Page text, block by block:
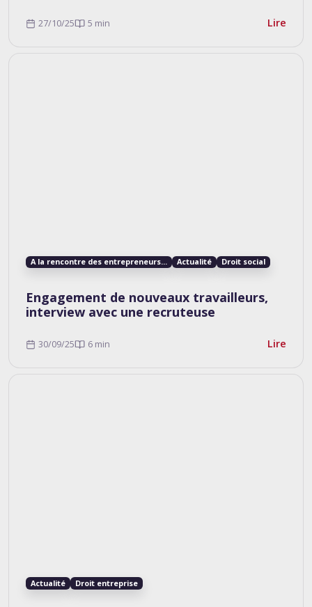
27/10/25 5 min Lire
A la rencontre des entrepreneurs... Actualité Droit social
Engagement de nouveaux travailleurs,
interview avec une recruteuse
30/09/25 6 min Lire
Actualité Droit entreprise